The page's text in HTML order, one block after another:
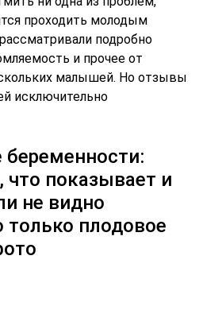
проходить молодым
подробно
и прочее от
малышей. Но отзывы
исключительно
беременности:
показывает и
не видно
плодовое